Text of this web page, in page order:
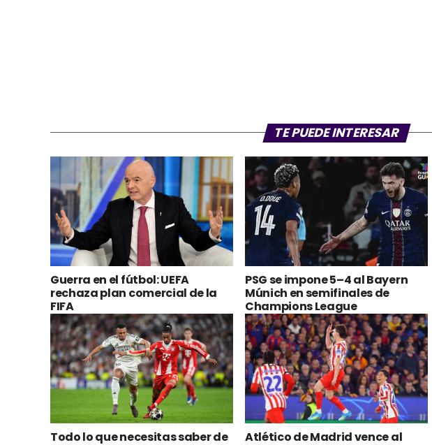
TE PUEDE INTERESAR
Guerra en el fútbol: UEFA
rechaza plan comercial de la
FIFA
PSG se impone 5–4 al Bayern
Múnich en semifinales de
Champions League
Todo lo que necesitas saber de
Atlético de Madrid vence al